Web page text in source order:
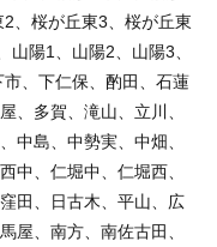
、桜が丘東3、桜が丘東
陽1、山陽2、山陽3、
、下仁保、酌田、石蓮
、多賀、滝山、立川、
中島、中勢実、中畑、
中、仁堀中、仁堀西、
田、日古木、平山、広
屋、南方、南佐古田、